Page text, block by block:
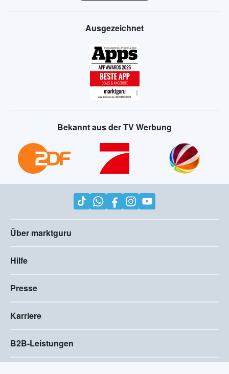
Ausgezeichnet
Bekannt aus der TV Werbung
Über marktguru
Hilfe
Presse
Karriere
B2B-Leistungen